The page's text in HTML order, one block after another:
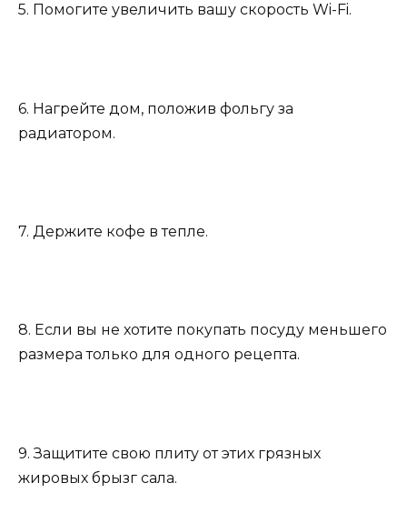
5. Помогите увеличить вашу скорость Wi-Fi.
6. Нагрейте дом, положив фольгу за
радиатором.
7. Держите кофе в тепле.
8. Если вы не хотите покупать посуду меньшего
размера только для одного рецепта.
9. Защитите свою плиту от этих грязных
жировых брызг сала.